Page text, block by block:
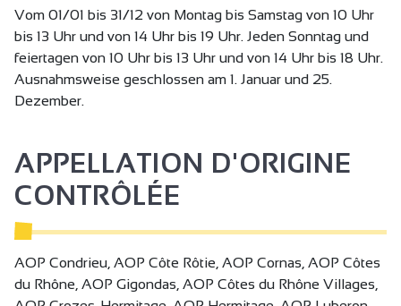
You will experience a new way of learning about wine, one
which is surprising, amazing and exciting.
Vom 01/01 bis 31/12 von Montag bis Samstag von 10 Uhr
bis 13 Uhr und von 14 Uhr bis 19 Uhr. Jeden Sonntag und
feiertagen von 10 Uhr bis 13 Uhr und von 14 Uhr bis 18 Uhr.
Ausnahmsweise geschlossen am 1. Januar und 25.
Dezember.
APPELLATION D'ORIGINE
CONTRÔLÉE
AOP Condrieu, AOP Côte Rôtie, AOP Cornas, AOP Côtes
du Rhône, AOP Gigondas, AOP Côtes du Rhône Villages,